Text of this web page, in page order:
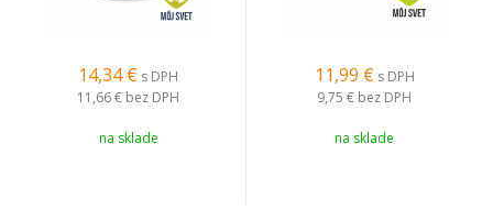
14,34 € s DPH
11,66 € bez DPH
na sklade
11,99 € s DPH
9,75 € bez DPH
na sklade